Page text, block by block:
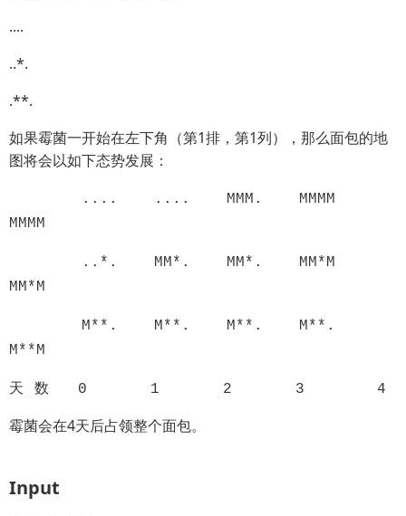
....
..*.
.**.
如果霉菌一开始在左下角（第1排，第1列），那么面包的地
图将会以如下态势发展：
.... .... MMM. MMMM
MMMM
..*. MM*. MM*. MM*M
MM*M
M**. M**. M**. M**.
M**M
天 数 0 1 2 3 4
霉菌会在4天后占领整个面包。
Input